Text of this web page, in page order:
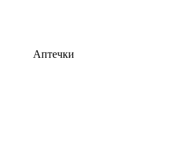
Аптечки